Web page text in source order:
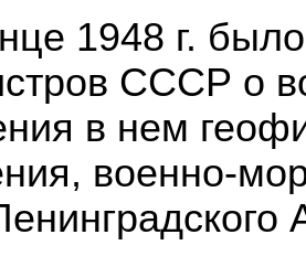
1948 г.
СССР о
в нем
военно-